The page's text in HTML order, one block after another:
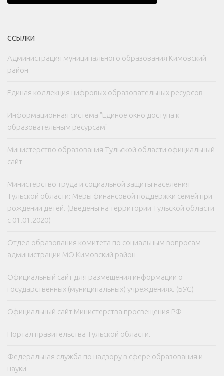
ССЫЛКИ
Администрация муниципального образования Кимовский
район
Единая коллекция цифровых образовательных ресурсов
Информационная система "Единое окно доступа к
образовательным ресурсам"
Министерство образования Тульской области официальный
сайт
Министерство труда и социальной защиты населения
Тульской области: Меры финансовой поддержки семей при
рождении детей. (Введены на территории Тульской области
с 01.01.2020)
Отдел образования комитета по социальным вопросам
администрации МО Кимовский район
Официальный сайт для размещения информации о
государственных (муниципальных) учреждениях. (БУС)
Официальный сайт Министерства просвещения РФ
Портал правительства Тульской области.
Федеральная служба по надзору в сфере образования и
науки